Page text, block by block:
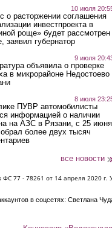
10 июля
о расторжении соглашения
инвестпроекта в
роще» будет рассмотрен
заявил губернатор
9 июля
объявила о проверке
в микрорайоне Недостоево
8 июля
ПУВР автомобилисты
информацией о наличии
на АЗС в Рязани, с 25 июня
более двух тысяч
все новости
77 - 78261 от 14 апреля 2020 г.
в соцсетях: Светлана